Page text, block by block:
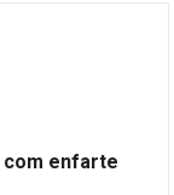
com enfarte